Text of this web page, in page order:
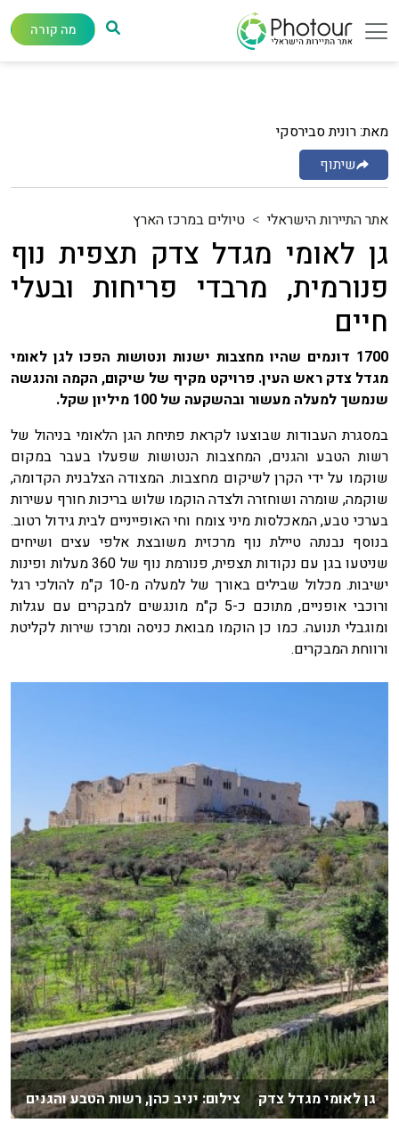
מה קורה
מאת: רונית סבירסקי
שיתוף
אתר התיירות הישראלי טיולים במרכז הארץ
גן לאומי מגדל צדק תצפית נוף
פנורמית, מרבדי פריחות ובעלי
חיים
1700 דונמים שהיו מחצבות ישנות ונטושות הפכו לגן לאומי
מגדל צדק ראש העין. פרויקט מקיף של שיקום, הקמה והנגשה
שנמשך למעלה מעשור ובהשקעה של 100 מיליון שקל.
במסגרת העבודות שבוצעו לקראת פתיחת הגן הלאומי בניהול של
רשות הטבע והגנים, המחצבות הנטושות שפעלו בעבר במקום
שוקמו על ידי הקרן לשיקום מחצבות. המצודה הצלבנית הקדומה,
שוקמה, שומרה ושוחזרה ולצדה הוקמו שלוש בריכות חורף עשירות
בערכי טבע, המאכלסות מיני צומח וחי האופייניים לבית גידול רטוב.
בנוסף נבנתה טיילת נוף מרכזית משובצת אלפי עצים ושיחים
שניטעו בגן עם נקודות תצפית, פנורמת נוף של 360 מעלות ופינות
ישיבות. מכלול שבילים באורך של למעלה מ-10 ק"מ להולכי רגל
ורוכבי אופניים, מתוכם כ-5 ק"מ מונגשים למבקרים עם עגלות
ומוגבלי תנועה. כמו כן הוקמו מבואת כניסה ומרכז שירות לקליטת
ורווחת המבקרים.
גן לאומי מגדל צדק צילום: יניב כהן, רשות הטבע והגנים